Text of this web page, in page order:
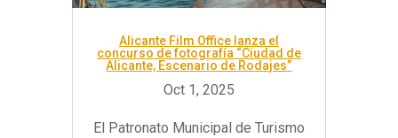
Alicante Film Office lanza el
concurso de fotografía “Ciudad de
Alicante, Escenario de Rodajes”
El Patronato Municipal de Turismo